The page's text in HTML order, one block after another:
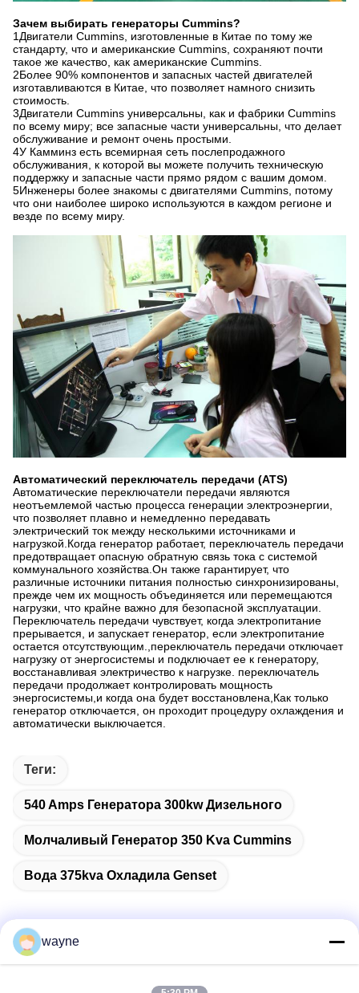
Зачем выбирать генераторы Cummins?
1Двигатели Cummins, изготовленные в Китае по тому же
стандарту, что и американские Cummins, сохраняют почти
такое же качество, как американские Cummins.
2Более 90% компонентов и запасных частей двигателей
изготавливаются в Китае, что позволяет намного снизить
стоимость.
3Двигатели Cummins универсальны, как и фабрики Cummins
по всему миру; все запасные части универсальны, что делает
обслуживание и ремонт очень простыми.
4У Камминз есть всемирная сеть послепродажного
обслуживания, к которой вы можете получить техническую
поддержку и запасные части прямо рядом с вашим домом.
5Инженеры более знакомы с двигателями Cummins, потому
что они наиболее широко используются в каждом регионе и
везде по всему миру.
Автоматический переключатель передачи (ATS)
Автоматические переключатели передачи являются
неотъемлемой частью процесса генерации электроэнергии,
что позволяет плавно и немедленно передавать
электрический ток между несколькими источниками и
нагрузкой.Когда генератор работает, переключатель передачи
предотвращает опасную обратную связь тока с системой
коммунального хозяйства.Он также гарантирует, что
различные источники питания полностью синхронизированы,
прежде чем их мощность объединяется или перемещаются
нагрузки, что крайне важно для безопасной эксплуатации.
Переключатель передачи чувствует, когда электропитание
прерывается, и запускает генератор, если электропитание
остается отсутствующим.,переключатель передачи отключает
нагрузку от энергосистемы и подключает ее к генератору,
восстанавливая электричество к нагрузке. переключатель
передачи продолжает контролировать мощность
энергосистемы,и когда она будет восстановлена,Как только
генератор отключается, он проходит процедуру охлаждения и
автоматически выключается.
Теги:
540 Amps Генератора 300kw Дизельного
Молчаливый Генератор 350 Kva Cummins
Вода 375kva Охладила Genset
wayne